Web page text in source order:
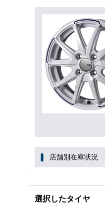
店舗別在庫状況
選択したタイヤ